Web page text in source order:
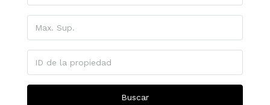
Buscar